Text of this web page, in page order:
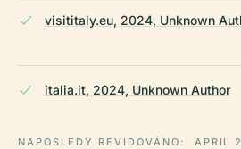
visititaly.eu, 2024, Unknown
italia.it, 2024, Unknown Author
NAPOSLEDY REVIDOVÁNO: APRIL